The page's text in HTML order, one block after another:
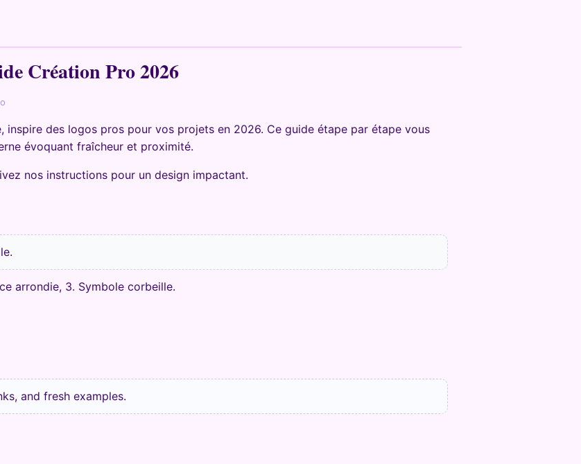
Création Pro 2026
inspire des logos pros pour vos projets en 2026. Ce guide étape par étape vous
évoquant fraîcheur et proximité.
nos instructions pour un design impactant.
arrondie, 3. Symbole corbeille.
and fresh examples.